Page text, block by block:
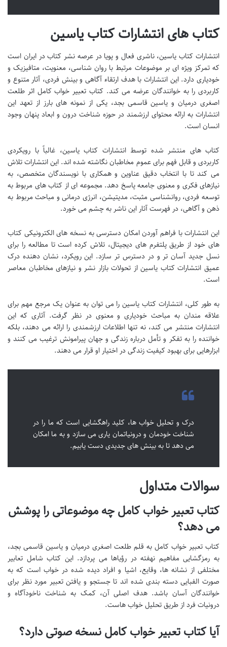
کتاب های انتشارات کتاب یاسین
انتشارات کتاب یاسین، ناشری فعال و پویا در عرصه نشر کتاب در ایران است
که تمرکز ویژه ای بر موضوعات مرتبط با روان شناسی، معنویت، متافیزیک و
خودیاری دارد. این انتشارات با هدف ارتقاء آگاهی و بینش فردی، آثار متنوع و
کاربردی را به خوانندگان عرضه می کند. کتاب تعبیر خواب کامل اثر طلعت
اصغری درمیان و یاسین قاسمی بجد، یکی از نمونه های بارز از تعهد این
انتشارات به ارائه محتوای ارزشمند در حوزه شناخت درون و ابعاد پنهان وجود
انسان است.
کتاب های منتشر شده توسط انتشارات کتاب یاسین، غالباً با رویکردی
کاربردی و قابل فهم برای عموم مخاطبان نگاشته شده اند. این انتشارات تلاش
می کند تا با انتخاب دقیق عناوین و همکاری با نویسندگان متخصص، به
نیازهای فکری و معنوی جامعه پاسخ دهد. مجموعه ای از کتاب های مربوط به
توسعه فردی، روانشناسی مثبت، مدیتیشن، انرژی درمانی و مباحث مربوط به
ذهن و آگاهی، در فهرست آثار این ناشر به چشم می خورد.
این انتشارات با فراهم آوردن امکان دسترسی به نسخه های الکترونیکی کتاب
های خود از طریق پلتفرم های دیجیتال، تلاش کرده است تا مطالعه را برای
نسل جدید آسان تر و در دسترس تر سازد. این رویکرد، نشان دهنده درک
عمیق انتشارات کتاب یاسین از تحولات بازار نشر و نیازهای مخاطبان معاصر
است.
به طور کلی، انتشارات کتاب یاسین را می توان به عنوان یک مرجع مهم برای
علاقه مندان به مباحث خودیاری و معنوی در نظر گرفت. آثاری که این
انتشارات منتشر می کند، نه تنها اطلاعات ارزشمندی را ارائه می دهند، بلکه
خواننده را به تفکر و تأمل درباره زندگی و جهان پیرامونش ترغیب می کنند و
ابزارهایی برای بهبود کیفیت زندگی در اختیار او قرار می دهند.
درک و تحلیل خواب ها، کلید راهگشایی است که ما را در
شناخت خودمان و درونیاتمان یاری می سازد و به ما امکان
می دهد تا به بینش های جدیدی دست یابیم.
سوالات متداول
کتاب تعبیر خواب کامل چه موضوعاتی را پوشش
می دهد؟
کتاب تعبیر خواب کامل به قلم طلعت اصغری درمیان و یاسین قاسمی بجد،
به رمزگشایی مفاهیم نهفته در رؤیاها می پردازد. این کتاب شامل تعابیر
مختلفی از نشانه ها، وقایع، اشیا و افراد دیده شده در خواب است که به
صورت الفبایی دسته بندی شده اند تا جستجو و یافتن تعبیر مورد نظر برای
خوانندگان آسان باشد. هدف اصلی آن، کمک به شناخت ناخودآگاه و
درونیات فرد از طریق تحلیل خواب هاست.
آیا کتاب تعبیر خواب کامل نسخه صوتی دارد؟